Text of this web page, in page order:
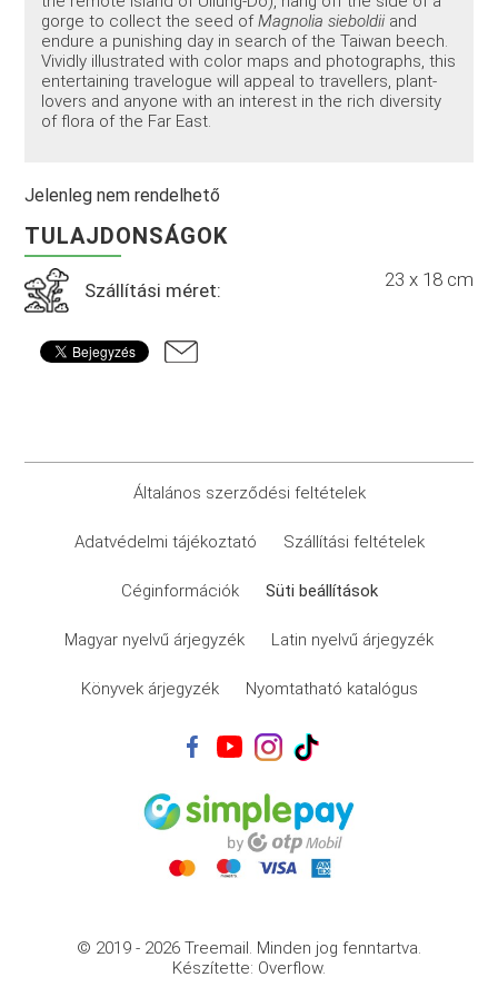
gorge to collect the seed ofMagnolia sieboldii and
endure a punishing day in search of the Taiwan beech.
Vividly illustrated with color maps and photographs, this
entertaining travelogue will appeal to travellers, plant-
lovers and anyone with an interest in the rich diversity
of flora of the Far East.
Jelenleg nem rendelhető
TULAJDONSÁGOK
Szállítási méret: 23 x 18 cm
Általános szerződési feltételek
Adatvédelmi tájékoztató Szállítási feltételek
Céginformációk Süti beállítások
Magyar nyelvű árjegyzék Latin nyelvű árjegyzék
Könyvek árjegyzék Nyomtatható katalógus
© 2019 - 2026 Treemail. Minden jog fenntartva.
Készítette: Overflow.